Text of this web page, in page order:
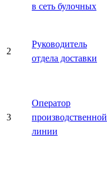
в сеть булочных
2
Руководитель
отдела доставки
3
Оператор
производственной
линии